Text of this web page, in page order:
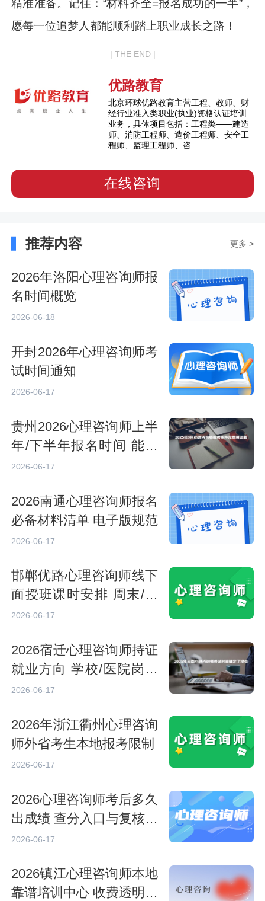
精准准备。记住：“材料齐全=报名成功的一半”，
愿每一位追梦人都能顺利踏上职业成长之路！
| THE END |
优路教育
北京环球优路教育主营工程、教师、财
经行业准入类职业(执业)资格认证培训
业务，具体项目包括：工程类——建造
师、消防工程师、造价工程师、安全工
程师、监理工程师、咨...
在线咨询
推荐内容 更多 >
2026年洛阳心理咨询师报
名时间概览
2026-06-18
开封2026年心理咨询师考
试时间通知
2026-06-17
贵州2026心理咨询师上半
年/下半年报名时间 能否
补报
2026-06-17
2026南通心理咨询师报名
必备材料清单 电子版规范
2026-06-17
邯郸优路心理咨询师线下
面授班课时安排 周末/晚
班时间
2026-06-17
2026宿迁心理咨询师持证
就业方向 学校/医院岗位
汇总
2026-06-17
2026年浙江衢州心理咨询
师外省考生本地报考限制
2026-06-17
2026心理咨询师考后多久
出成绩 查分入口与复核流
程详解
2026-06-17
2026镇江心理咨询师本地
靠谱培训中心 收费透明机